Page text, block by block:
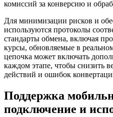
комиссий за конверсию и
Для минимизации рисков и
используются протоколы
стандарты обмена, включая
курсы, обновляемые в
цепочка может включать
каждом этапе, чтобы снизить
действий и ошибок
Поддержка
подключение и